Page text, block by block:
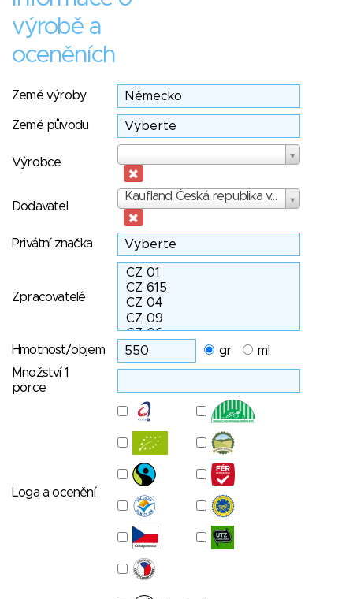
výrobě a
oceněních
Země výroby
Země původu
Výrobce
Dodavatel
Kaufland Česká republika v.o.s.
Dodavatel
Privátní značka
Zpracovatelé
Hmotnost/objem gr
ml
Množství 1
porce
Loga a ocenění